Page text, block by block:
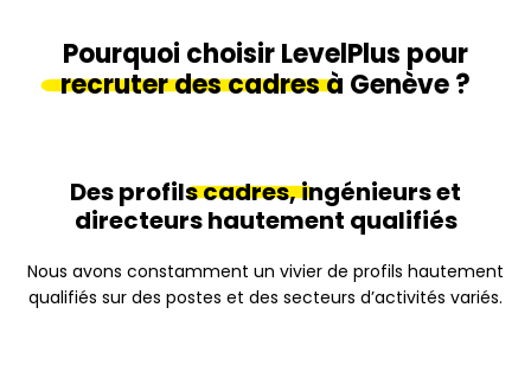
Pourquoi choisir LevelPlus pour
recruter des cadresà Genève ?
Des profilscadres,ingénieurs et
directeurs hautement qualifiés
Nous avons constamment un vivier de profils hautement
qualifiés sur des postes et des secteurs d’activités variés.